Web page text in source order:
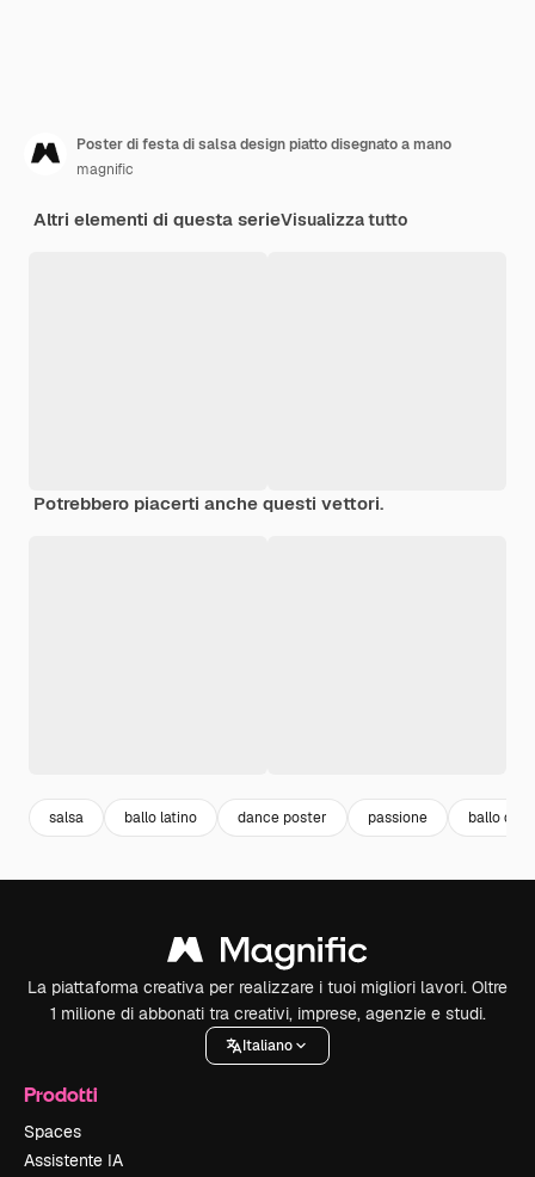
Poster di festa di salsa design piatto disegnato a mano
magnific
Altri elementi di questa serieVisualizza tutto
Potrebbero piacerti anche questi vettori.
salsa ballo latino dance poster passione ballo da
La piattaforma creativa per realizzare i tuoi migliori lavori. Oltre
1 milione di abbonati tra creativi, imprese, agenzie e studi.
Italiano
Prodotti
Spaces
Assistente IA